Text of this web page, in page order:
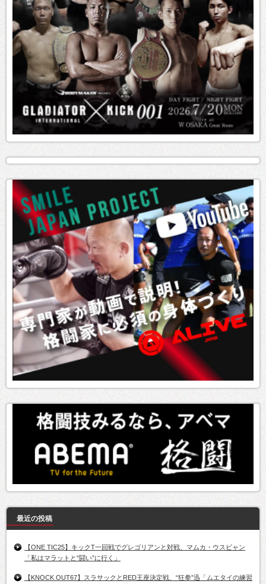
最近の投稿
【ONE TIC25】キックT一回戦でグレゴリアンと対戦、マムカ・ウスビャン
「私はマラットと“闘い”に行く」
【KNOCK OUT67】スラサックとRED王座決定戦、“狂拳”迅「ムエタイの練習